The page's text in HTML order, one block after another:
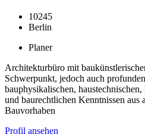
10245
Berlin
Planer
Architekturbüro mit
Schwerpunkt, jedoch auch
bauphysikalischen,
und baurechtlichen Kenntnissen aus
Bauvorhaben
Profil ansehen